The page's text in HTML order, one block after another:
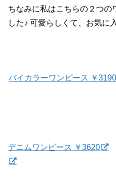
ちなみに私はこちらの２つの
した♪ 可愛らしくて、お気に
バイカラーワンピース ￥3190
デニムワンピース ￥3620